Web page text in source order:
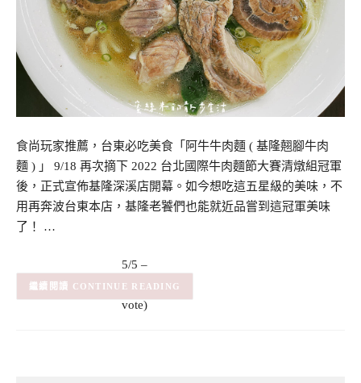
食尚玩家推薦，台東必吃美食「阿牛牛肉麵 ( 基隆翹腳牛肉
麵 ) 」 9/18 再次摘下 2022 台北國際牛肉麵節大賽清燉組冠軍
後，正式宣佈基隆深溪店開幕。如今想吃這五星級的美味，不
用再奔波台東本店，基隆老饕們也能就近品嘗到這冠軍美味
了！ …
5/5 –
(1
vote)
(1) CONTINUE READING